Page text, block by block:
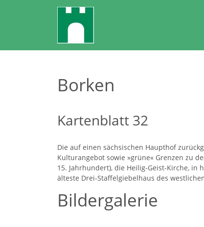
Borken
Kartenblatt 32
Die auf einen sächsischen Haupthof
Kulturangebot sowie »grüne« Grenzen zu
15. Jahrhundert), die Heilig-Geist-Kirche, in
älteste Drei-Staffelgiebelhaus des
Bildergalerie